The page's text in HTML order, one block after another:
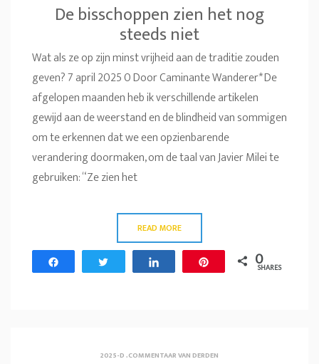
De bisschoppen zien het nog
steeds niet
Wat als ze op zijn minst vrijheid aan de traditie zouden
geven? 7 april 2025 0 Door Caminante Wanderer* De
afgelopen maanden heb ik verschillende artikelen
gewijd aan de weerstand en de blindheid van sommigen
om te erkennen dat we een opzienbarende
verandering doormaken, om de taal van Javier Milei te
gebruiken: “Ze zien het
READ MORE
0
SHARES
2025-D.COMMENTAAR VAN DERDEN